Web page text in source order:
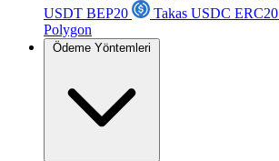
USDT BEP20
Takas USDC ERC20
Polygon
Ödeme Yöntemleri